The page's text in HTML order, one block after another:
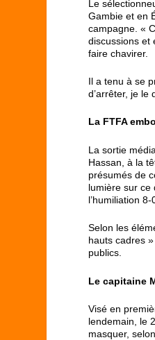
Le
Gambie et en
campagne. «
discussions et
faire chavirer.
Il a tenu à se
d’arrêter, je le
La FTFA
La sortie
Hassan, à la
présumés de
lumière sur ce
l’humiliation
Selon les
hauts cadres
publics.
Le capitaine
Visé en
lendemain, le
masquer,